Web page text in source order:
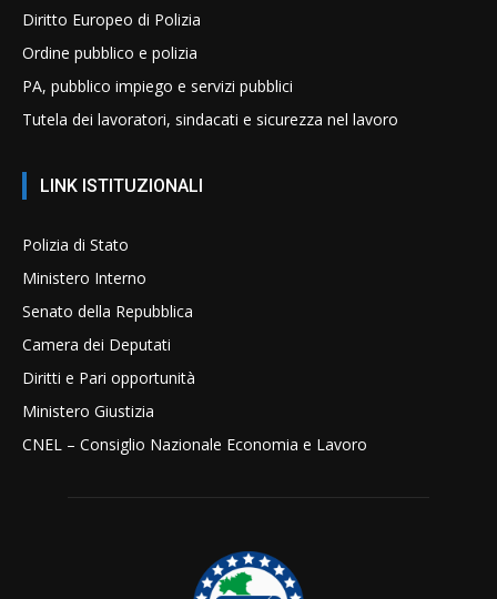
Diritto Europeo di Polizia
Ordine pubblico e polizia
PA, pubblico impiego e servizi pubblici
Tutela dei lavoratori, sindacati e sicurezza nel lavoro
LINK ISTITUZIONALI
Polizia di Stato
Ministero Interno
Senato della Repubblica
Camera dei Deputati
Diritti e Pari opportunità
Ministero Giustizia
CNEL – Consiglio Nazionale Economia e Lavoro